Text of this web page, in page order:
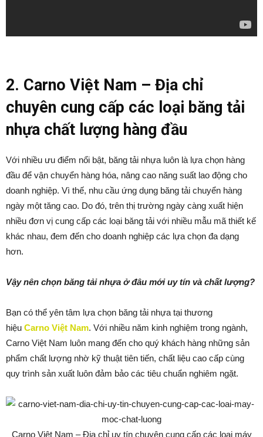
2. Carno Việt Nam – Địa chỉ
chuyên cung cấp các loại băng tải
nhựa chất lượng hàng đầu
Với nhiều ưu điểm nổi bật, băng tải nhựa luôn là lựa chọn hàng
đầu để vận chuyển hàng hóa, nâng cao năng suất lao động cho
doanh nghiệp. Vì thế, nhu cầu ứng dụng băng tải chuyển hàng
ngày một tăng cao. Do đó, trên thị trường ngày càng xuất hiện
nhiều đơn vị cung cấp các loại băng tải với nhiều mẫu mã thiết kế
khác nhau, đem đến cho doanh nghiệp các lựa chọn đa dạng
hơn.
Vậy nên chọn băng tải nhựa ở đâu mới uy tín và chất lượng?
Bạn có thể yên tâm lựa chọn băng tải nhựa tại thương
hiệu Carno Việt Nam. Với nhiều năm kinh nghiệm trong ngành,
Carno Việt Nam luôn mang đến cho quý khách hàng những sản
phẩm chất lượng nhờ kỹ thuật tiên tiến, chất liệu cao cấp cùng
quy trình sản xuất luôn đảm bảo các tiêu chuẩn nghiêm ngặt.
Carno Việt Nam – Địa chỉ uy tín chuyên cung cấp các loại máy